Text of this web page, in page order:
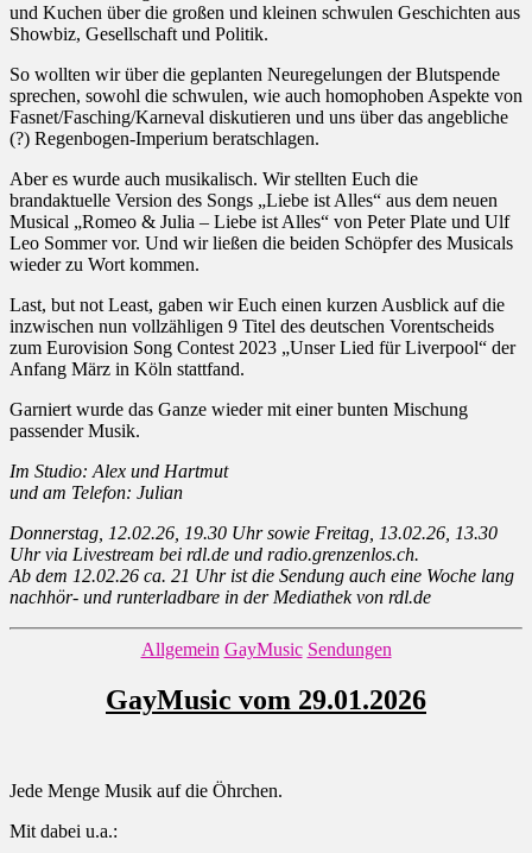
und Kuchen über die großen und kleinen schwulen Geschichten aus
Showbiz, Gesellschaft und Politik.
So wollten wir über die geplanten Neuregelungen der Blutspende
sprechen, sowohl die schwulen, wie auch homophoben Aspekte von
Fasnet/Fasching/Karneval diskutieren und uns über das angebliche
(?) Regenbogen-Imperium beratschlagen.
Aber es wurde auch musikalisch. Wir stellten Euch die
brandaktuelle Version des Songs „Liebe ist Alles“ aus dem neuen
Musical „Romeo & Julia – Liebe ist Alles“ von Peter Plate und Ulf
Leo Sommer vor. Und wir ließen die beiden Schöpfer des Musicals
wieder zu Wort kommen.
Last, but not Least, gaben wir Euch einen kurzen Ausblick auf die
inzwischen nun vollzähligen 9 Titel des deutschen Vorentscheids
zum Eurovision Song Contest 2023 „Unser Lied für Liverpool“ der
Anfang März in Köln stattfand.
Garniert wurde das Ganze wieder mit einer bunten Mischung
passender Musik.
Im Studio: Alex und Hartmut
und am Telefon: Julian
Donnerstag, 12.02.26, 19.30 Uhr sowie Freitag, 13.02.26, 13.30
Uhr via Livestream bei rdl.de und radio.grenzenlos.ch.
Ab dem 12.02.26 ca. 21 Uhr ist die Sendung auch eine Woche lang
nachhör- und runterladbare in der Mediathek von rdl.de
Kategorien
Allgemein GayMusic Sendungen
GayMusic vom 29.01.2026
Jede Menge Musik auf die Öhrchen.
Mit dabei u.a.: